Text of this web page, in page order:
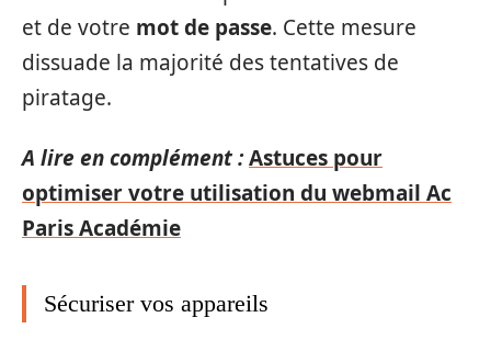
et de votre mot de passe. Cette mesure
dissuade la majorité des tentatives de
piratage.
A lire en complément :Astuces pour
optimiser votre utilisation du webmail Ac
Paris Académie
Sécuriser vos appareils